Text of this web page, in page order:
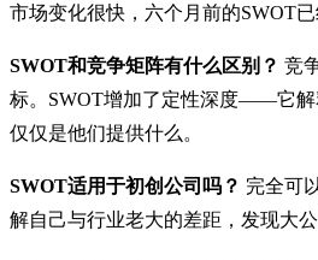
市场变化很快，六个月前的SWOT已
SWOT和竞争矩阵有什么区别？ 竞
标。SWOT增加了定性深度——它解
仅仅是他们提供什么。
SWOT适用于初创公司吗？ 完全可
解自己与行业老大的差距，发现大